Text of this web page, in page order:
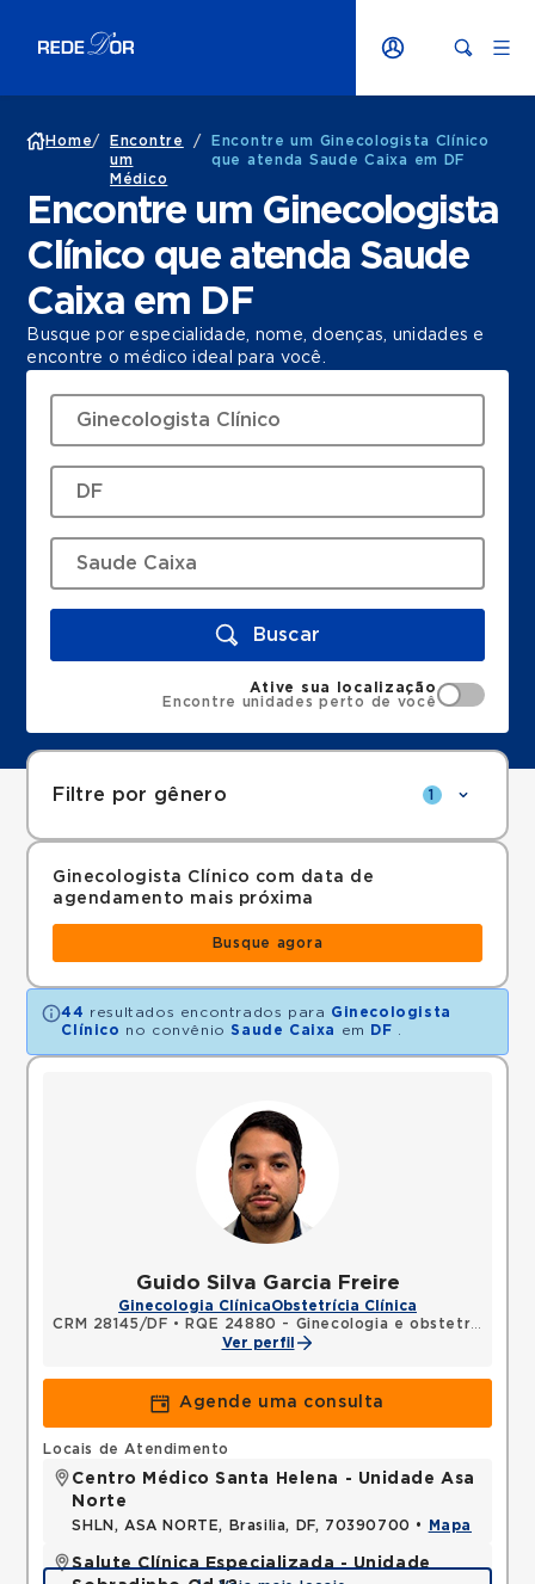
Home/
Encontre
um
Médico
/
Encontre um Ginecologista Clínico
que atenda Saude Caixa em DF
Encontre um Ginecologista
Clínico que atenda Saude
Caixa em DF
Busque por especialidade, nome, doenças, unidades e
encontre o médico ideal para você.
Buscar
Ative sua localização
Encontre unidades perto de você
Filtre por gênero 1
Ginecologista Clínico com data de
agendamento mais próxima
Busque agora
44 resultados encontrados para Ginecologista
Clínico no convênio Saude Caixa em DF
Guido Silva Garcia Freire
Ginecologia ClínicaObstetrícia Clínica
CRM 28145/DF •
RQE 24880 - Ginecologia e obstetrícia
Ver perfil
Agende uma consulta
Locais de Atendimento
Centro Médico Santa Helena - Unidade Asa
Norte
SHLN, ASA NORTE, Brasilia, DF, 70390700 • Mapa
Salute Clínica Especializada - Unidade